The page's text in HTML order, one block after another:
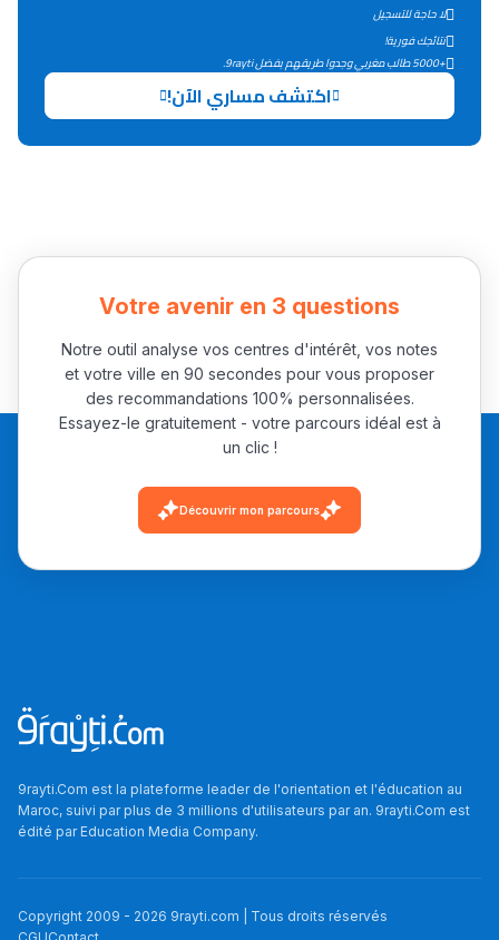
Collège au Maroc
التعليم الثانوي الإعدادي
+ de 89 Interviews/Vidéos
دليل المهن
ما يزيد عن 149 مهنة
دليل التوجيه
التوجيه بالثانوي و الإعدادي
Ki Derti Liha
ومن الخارج، بشرى
لا حاجة للتسجيل
نتائجك فورية!
+5000 طالب مغربي وجدوا طريقهم بفضل 9rayti.
اكتشف مساري الآن!
Votre avenir en 3 questions
Notre outil analyse vos centres d'intérêt, vos notes
et votre ville en 90 secondes pour vous proposer
des recommandations 100% personnalisées.
Essayez-le gratuitement - votre parcours idéal est à
un clic !
Découvrir mon parcours
9rayti.Com est la plateforme leader de l'orientation et l'éducation au
Maroc, suivi par plus de 3 millions d'utilisateurs par an. 9rayti.Com est
édité parEducation Media Company.
Copyright 2009 - 2026 9rayti.com | Tous droits réservés